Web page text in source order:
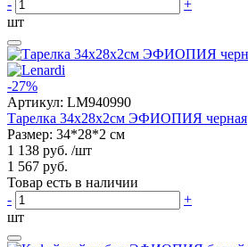
-
+
шт
-27%
Артикул: LM940990
Тарелка 34х28х2см ЭФИОПИЯ черная
Размер: 34*28*2 см
1 138 руб. /шт
1 567 руб.
Товар есть в наличии
-
+
шт